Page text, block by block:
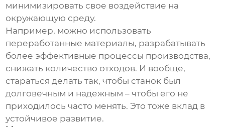
минимизировать свое воздействие на
окружающую среду.
Например, можно использовать
переработанные материалы, разрабатывать
более эффективные процессы производства,
снижать количество отходов. И вообще,
стараться делать так, чтобы станок был
долговечным и надежным – чтобы его не
приходилось часто менять. Это тоже вклад в
устойчивое развитие.